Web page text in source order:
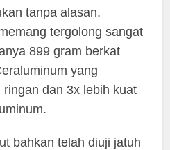
tanpa alasan.
tergolong sangat
899 gram berkat
yang
dan 3x lebih kuat
bahkan telah diuji jatuh